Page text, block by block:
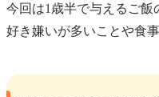
今回は1歳半で与えるご飯
好き嫌いが多いことや食